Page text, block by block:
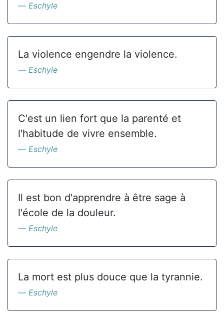
Eschyle
La violence engendre la violence.
Eschyle
C'est un lien fort que la parenté et
l'habitude de vivre ensemble.
Eschyle
Il est bon d'apprendre à être sage à
l'école de la douleur.
Eschyle
La mort est plus douce que la tyrannie.
Eschyle